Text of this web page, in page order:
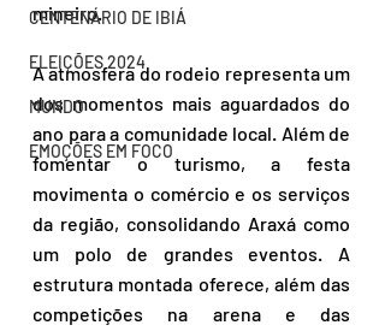
CENTENÁRIO DE IBIÁ
ELEIÇÕES 2024
MUNDO
EMOÇÕES EM FOCO
mineiro.
A atmosfera do rodeio representa um
dos momentos mais aguardados do
ano para a comunidade local. Além de
fomentar o turismo, a festa
movimenta o comércio e os serviços
da região, consolidando Araxá como
um polo de grandes eventos. A
estrutura montada oferece, além das
competições na arena e das